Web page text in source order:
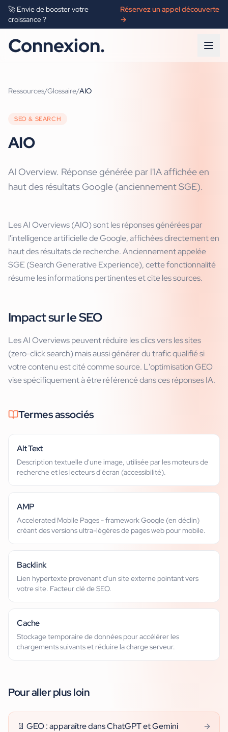
🚀 Envie de booster votre
croissance ?
Réservez un appel découverte
→
Connexion.
Ressources/Glossaire/AIO
SEO & SEARCH
AIO
AI Overview. Réponse générée par l'IA affichée en
haut des résultats Google (anciennement SGE).
Les AI Overviews (AIO) sont les réponses générées par
l'intelligence artificielle de Google, affichées directement en
haut des résultats de recherche. Anciennement appelée
SGE (Search Generative Experience), cette fonctionnalité
résume les informations pertinentes et cite les sources.
Impact sur le SEO
Les AI Overviews peuvent réduire les clics vers les sites
(zero-click search) mais aussi générer du trafic qualifié si
votre contenu est cité comme source. L'optimisation GEO
vise spécifiquement à être référencé dans ces réponses IA.
Termes associés
Alt Text
Description textuelle d'une image, utilisée par les moteurs de
recherche et les lecteurs d'écran (accessibilité).
AMP
Accelerated Mobile Pages - framework Google (en déclin)
créant des versions ultra-légères de pages web pour mobile.
Backlink
Lien hypertexte provenant d'un site externe pointant vers
votre site. Facteur clé de SEO.
Cache
Stockage temporaire de données pour accélérer les
chargements suivants et réduire la charge serveur.
Pour aller plus loin
📄 GEO : apparaître dans ChatGPT et Gemini